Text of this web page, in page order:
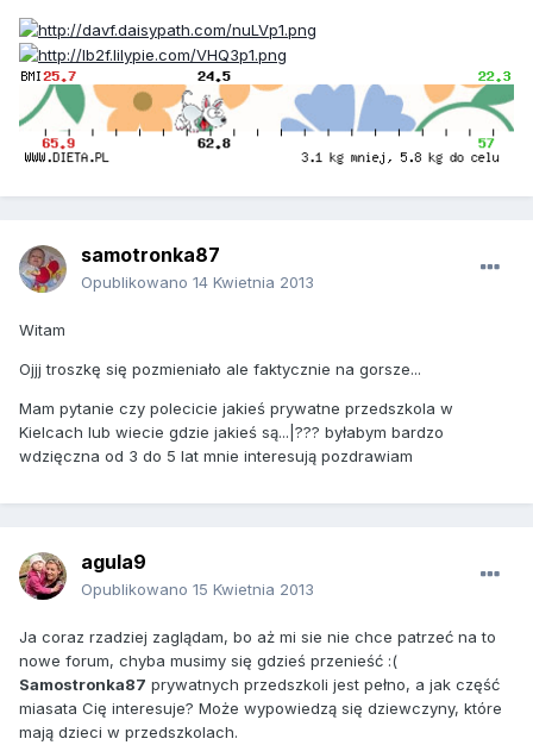
samotronka87
Opublikowano 14 Kwietnia 2013
Witam
Ojjj troszkę się pozmieniało ale faktycznie na gorsze...
Mam pytanie czy polecicie jakieś prywatne przedszkola w
Kielcach lub wiecie gdzie jakieś są...|??? byłabym bardzo
wdzięczna od 3 do 5 lat mnie interesują pozdrawiam
agula9
Opublikowano 15 Kwietnia 2013
Ja coraz rzadziej zaglądam, bo aż mi sie nie chce patrzeć na to
nowe forum, chyba musimy się gdzieś przenieść :(
Samostronka87 prywatnych przedszkoli jest pełno, a jak część
miasata Cię interesuje? Może wypowiedzą się dziewczyny, które
mają dzieci w przedszkolach.